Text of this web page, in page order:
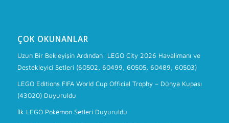
ÇOK OKUNANLAR
Uzun Bir Bekleyişin Ardından: LEGO City 2026 Havalimanı ve
Destekleyici Setleri (60502, 60499, 60505, 60489, 60503)
LEGO Editions FIFA World Cup Official Trophy – Dünya Kupası
(43020) Duyuruldu
İlk LEGO Pokémon Setleri Duyuruldu